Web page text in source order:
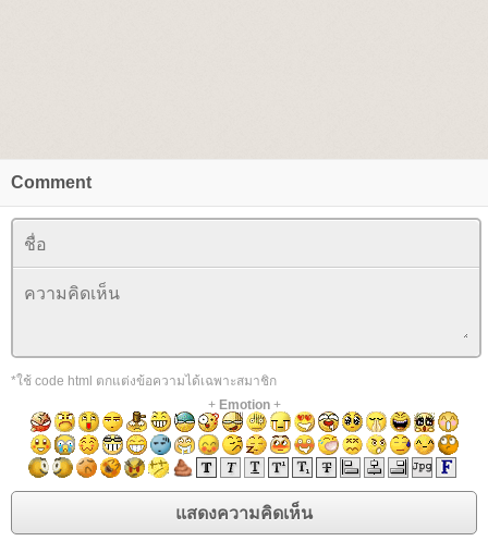
Comment
*ใช้ code html ตกแต่งข้อความได้เฉพาะสมาชิก
+ Emotion+